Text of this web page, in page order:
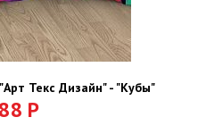
Текс Дизайн" - "Кубы"
Р